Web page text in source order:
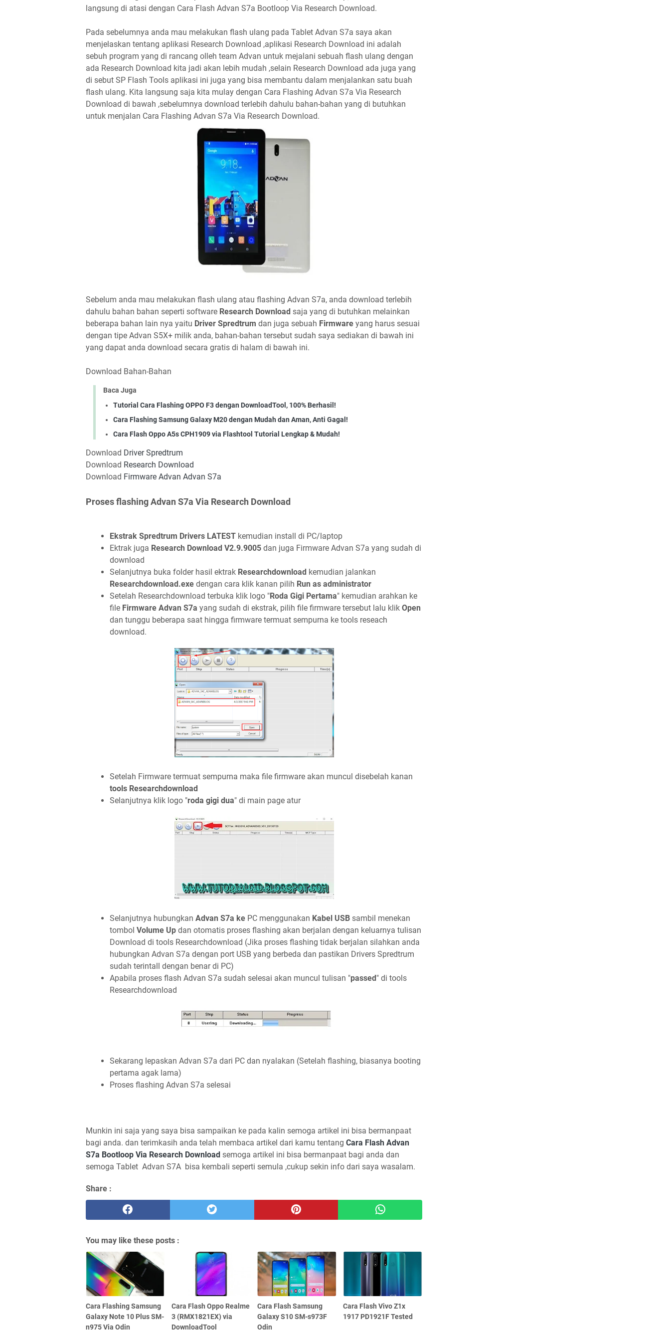
langsung di atasi dengan Cara Flash Advan S7a Bootloop Via Research Download.
Pada sebelumnya anda mau melakukan flash ulang pada Tablet Advan S7a saya akan
menjelaskan tentang aplikasi Research Download ,aplikasi Research Download ini adalah
sebuh program yang di rancang olleh team Advan untuk mejalani sebuah flash ulang dengan
ada Research Download kita jadi akan lebih mudah ,selain Research Download ada juga yang
di sebut SP Flash Tools aplikasi ini juga yang bisa membantu dalam menjalankan satu buah
flash ulang. Kita langsung saja kita mulay dengan Cara Flashing Advan S7a Via Research
Download di bawah ,sebelumnya download terlebih dahulu bahan-bahan yang di butuhkan
untuk menjalan Cara Flashing Advan S7a Via Research Download.
Sebelum anda mau melakukan flash ulang atau flashing Advan S7a, anda download terlebih
dahulu bahan bahan seperti software Research Download saja yang di butuhkan melainkan
beberapa bahan lain nya yaitu Driver Spredtrum dan juga sebuah Firmware yang harus sesuai
dengan tipe Advan S5X+ milik anda, bahan-bahan tersebut sudah saya sediakan di bawah ini
yang dapat anda download secara gratis di halam di bawah ini.
Download Bahan-Bahan
Baca Juga
Tutorial Cara Flashing OPPO F3 dengan DownloadTool, 100% Berhasil!
Cara Flashing Samsung Galaxy M20 dengan Mudah dan Aman, Anti Gagal!
Cara Flash Oppo A5s CPH1909 via Flashtool Tutorial Lengkap & Mudah!
Download Driver Spredtrum
Download Research Download
Download Firmware Advan Advan S7a
Proses flashing Advan S7a Via Research Download
Ekstrak Spredtrum Drivers LATEST kemudian install di PC/laptop
Ektrak juga Research Download V2.9.9005 dan juga Firmware Advan S7a yang sudah di
download
Selanjutnya buka folder hasil ektrak Researchdownload kemudian jalankan
Researchdownload.exe dengan cara klik kanan pilih Run as administrator
Setelah Researchdownload terbuka klik logo "Roda Gigi Pertama" kemudian arahkan ke
file Firmware Advan S7a yang sudah di ekstrak, pilih file firmware tersebut lalu klik Open
dan tunggu beberapa saat hingga firmware termuat sempurna ke tools reseach
download.
Setelah Firmware termuat sempurna maka file firmware akan muncul disebelah kanan
tools Researchdownload
Selanjutnya klik logo "roda gigi dua" di main page atur
Selanjutnya hubungkan Advan S7a ke PC menggunakan Kabel USB sambil menekan
tombol Volume Up dan otomatis proses flashing akan berjalan dengan keluarnya tulisan
Download di tools Researchdownload (Jika proses flashing tidak berjalan silahkan anda
hubungkan Advan S7a dengan port USB yang berbeda dan pastikan Drivers Spredtrum
sudah terintall dengan benar di PC)
Apabila proses flash Advan S7a sudah selesai akan muncul tulisan "passed" di tools
Researchdownload
Sekarang lepaskan Advan S7a dari PC dan nyalakan (Setelah flashing, biasanya booting
pertama agak lama)
Proses flashing Advan S7a selesai
Munkin ini saja yang saya bisa sampaikan ke pada kalin semoga artikel ini bisa bermanpaat
bagi anda. dan terimkasih anda telah membaca artikel dari kamu tentang Cara Flash Advan
S7a Bootloop Via Research Download semoga artikel ini bisa bermanpaat bagi anda dan
semoga Tablet Advan S7A bisa kembali seperti semula ,cukup sekin info dari saya wasalam.
Share :
You may like these posts :
Cara Flashing Samsung
Galaxy Note 10 Plus SM-
n975 Via Odin
Cara Flash Oppo Realme
3 (RMX1821EX) via
DownloadTool
Cara Flash Samsung
Galaxy S10 SM-s973F
Odin
Cara Flash Vivo Z1x
1917 PD1921F Tested